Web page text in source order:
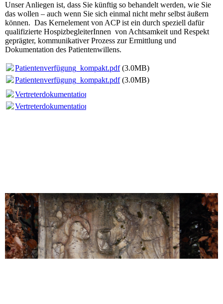
Unser Anliegen ist, dass Sie künftig so behandelt werden, wie Sie
das wollen – auch wenn Sie sich einmal nicht mehr selbst äußern
können. Das Kernelement von ACP ist ein durch speziell dafür
qualifizierte HospizbegleiterInnen von Achtsamkeit und Respekt
geprägter, kommunikativer Prozess zur Ermittlung und
Dokumentation des Patientenwillens.
Patientenverfügung_kompakt.pdf(3.0MB)
Patientenverfügung_kompakt.pdf(3.0MB)
Vertreterdokumentation_kompakt.pdf
Vertreterdokumentation_kompakt.pdf